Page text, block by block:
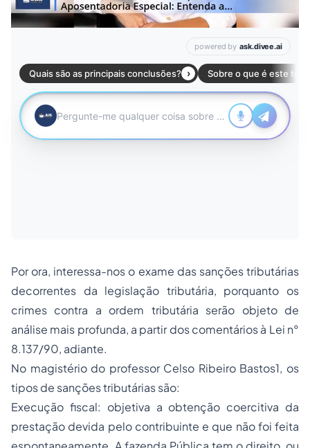
Por ora, interessa-nos o exame das sanções tributárias
decorrentes da legislação tributária, porquanto os
crimes contra a ordem tributária serão objeto de
análise mais profunda, a partir dos comentários à Lei n°
8.137/90, adiante.
No magistério do professor Celso Ribeiro Bastos1, os
tipos de sanções tributárias são:
Execução fiscal: objetiva a obtenção coercitiva da
prestação devida pelo contribuinte e que não foi feita